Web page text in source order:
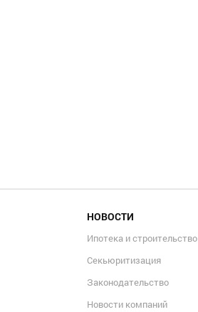
НОВОСТИ
Ипотека и строительство
Секьюритизация
Законодательство
Новости компаний